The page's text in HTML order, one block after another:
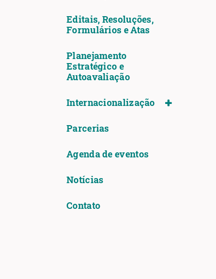
Editais, Resoluções,
Formulários e Atas
Planejamento
Estratégico e
Autoavaliação
Internacionalização
Parcerias
Agenda de eventos
Notícias
Contato